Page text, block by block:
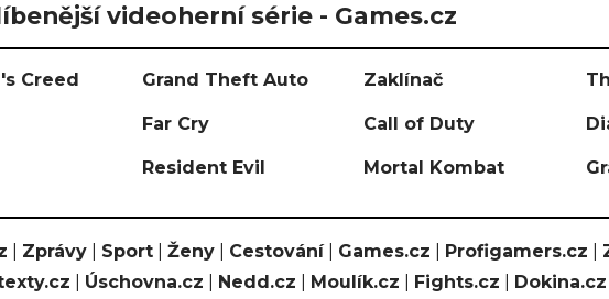
videoherní série - Games.cz
Creed Grand Theft Auto Zaklínač
Far Cry Call of Duty
Resident Evil Mortal Kombat
Zprávy Sport Ženy Cestování| Games.cz Profigamers.cz
Úschovna.cz Nedd.cz Moulík.cz Fights.cz Dokina.cz